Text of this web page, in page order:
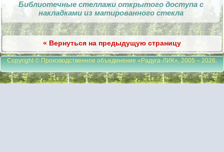
Библиотечные стеллажи открытого доступа с
накладками из матированного стекла
« Вернуться на предыдущую страницу
Copyright © Производственное объединение «Радуга-ЛИК», 2005 – 2026.